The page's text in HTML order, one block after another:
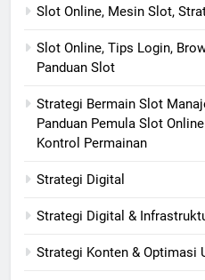
Slot Online, Mesin Slot,
Slot Online, Tips Login,
Panduan Slot
Strategi Bermain Slot
Panduan Pemula Slot
Kontrol Permainan
Strategi Digital
Strategi Digital &
Strategi Konten & Optimasi